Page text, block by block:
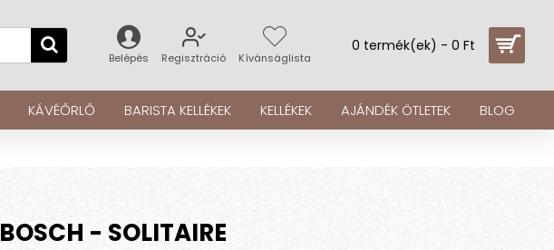
Belépés Regisztráció Kívánságlista
0 termék(ek) - 0 Ft
KÁVÉŐRLŐ BARISTA KELLÉKEK KELLÉKEK AJÁNDÉK ÖTLETEK BLOG
BOSCH - SOLITAIRE